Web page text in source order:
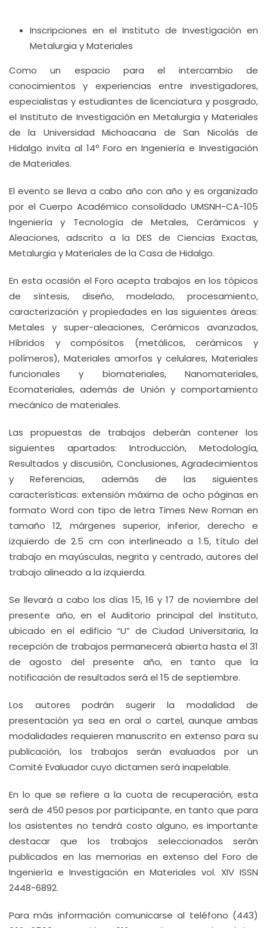
Inscripciones en el Instituto de Investigación en
Metalurgia y Materiales
Como un espacio para el intercambio de
conocimientos y experiencias entre investigadores,
especialistas y estudiantes de licenciatura y posgrado,
el Instituto de Investigación en Metalurgia y Materiales
de la Universidad Michoacana de San Nicolás de
Hidalgo invita al 14º Foro en Ingeniería e Investigación
de Materiales.
El evento se lleva a cabo año con año y es organizado
por el Cuerpo Académico consolidado UMSNH-CA-105
Ingeniería y Tecnología de Metales, Cerámicos y
Aleaciones, adscrito a la DES de Ciencias Exactas,
Metalurgia y Materiales de la Casa de Hidalgo.
En esta ocasión el Foro acepta trabajos en los tópicos
de síntesis, diseño, modelado, procesamiento,
caracterización y propiedades en las siguientes áreas:
Metales y super-aleaciones, Cerámicos avanzados,
Híbridos y compósitos (metálicos, cerámicos y
polímeros), Materiales amorfos y celulares, Materiales
funcionales y biomateriales, Nanomateriales,
Ecomateriales, además de Unión y comportamiento
mecánico de materiales.
Las propuestas de trabajos deberán contener los
siguientes apartados: Introducción, Metodología,
Resultados y discusión, Conclusiones, Agradecimientos
y Referencias, además de las siguientes
características: extensión máxima de ocho páginas en
formato Word con tipo de letra Times New Roman en
tamaño 12, márgenes superior, inferior, derecho e
izquierdo de 2.5 cm con interlineado a 1.5, título del
trabajo en mayúsculas, negrita y centrado, autores del
trabajo alineado a la izquierda.
Se llevará a cabo los días 15, 16 y 17 de noviembre del
presente año, en el Auditorio principal del Instituto,
ubicado en el edificio “U” de Ciudad Universitaria, la
recepción de trabajos permanecerá abierta hasta el 31
de agosto del presente año, en tanto que la
notificación de resultados será el 15 de septiembre.
Los autores podrán sugerir la modalidad de
presentación ya sea en oral o cartel, aunque ambas
modalidades requieren manuscrito en extenso para su
publicación, los trabajos serán evaluados por un
Comité Evaluador cuyo dictamen será inapelable.
En lo que se refiere a la cuota de recuperación, esta
será de 450 pesos por participante, en tanto que para
los asistentes no tendrá costo alguno, es importante
destacar que los trabajos seleccionados serán
publicados en las memorias en extenso del Foro de
Ingeniería e Investigación en Materiales vol. XIV ISSN
2448-6892.
Para más información comunicarse al teléfono (443)